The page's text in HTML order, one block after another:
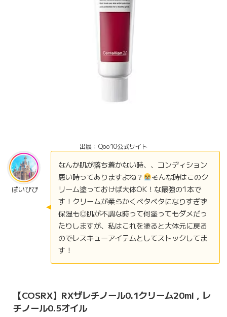
出展：Qoo10公式サイト
ぽいぴぴ
なんか肌が落ち着かない時、、コンディション
悪い時ってありますよね？
そんな時はこのク
リーム塗っておけば大体OK！な最強の1本で
す！クリームが柔らかくベタベタになりすぎず
保湿も◎肌が不調な時って何塗ってもダメだっ
たりしますが、私はこれを塗ると大体元に戻る
のでレスキューアイテムとしてストックしてま
す！
【COSRX】RXザレチノール0.1クリーム20ml , レ
チノール0.5オイル